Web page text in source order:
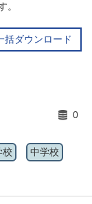
。
括ダウンロード
0
校 中学校